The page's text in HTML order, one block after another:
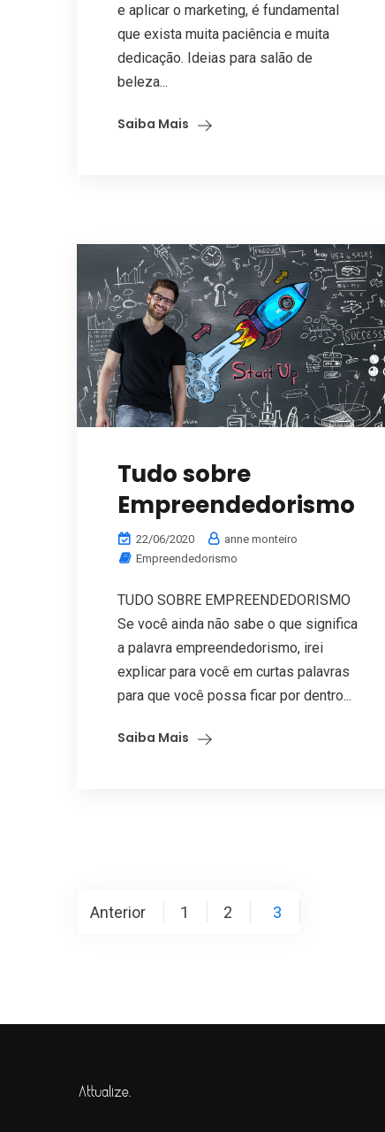
e aplicar o marketing, é fundamental
que exista muita paciência e muita
dedicação. Ideias para salão de
beleza...
Saiba Mais
Tudo sobre
Empreendedorismo
22/06/2020
anne monteiro
Empreendedorismo
TUDO SOBRE EMPREENDEDORISMO
Se você ainda não sabe o que significa
a palavra empreendedorismo, irei
explicar para você em curtas palavras
para que você possa ficar por dentro...
Saiba Mais
Paginação
Anterior 1 2 3